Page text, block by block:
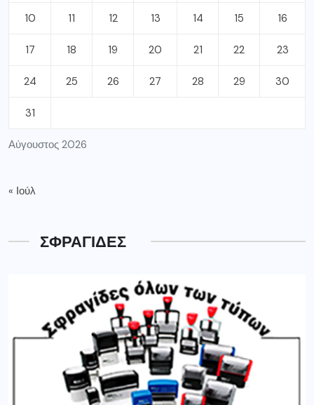
Αύγουστος 2026
10 11 12 13 14 15 16
17 18 19 20 21 22 23
24 25 26 27 28 29 30
31
« Ιούλ
ΣΦΡΑΓΙΔΕΣ